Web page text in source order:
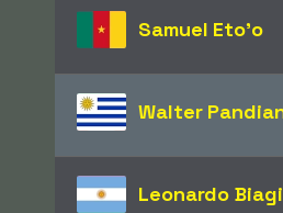
Samuel Eto'o
Walter
Leonardo